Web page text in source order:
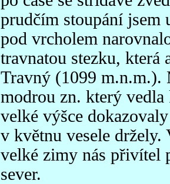
prudčím stoupání jsem
pod vrcholem
travnatou stezku, která
Travný (1099 m.n.m.).
modrou zn. který
velké výšce
v květnu vesele
velké zimy nás přivítel
sever.